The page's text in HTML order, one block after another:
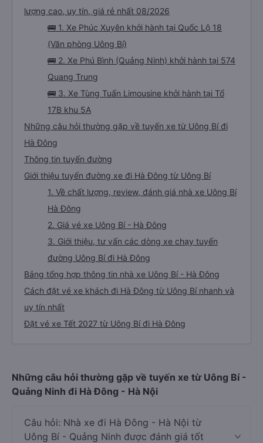
lượng cao, uy tín, giá rẻ nhất 08/2026
🚌 1. Xe Phúc Xuyên khởi hành tại Quốc Lộ 18
(Văn phòng Uông Bí)
🚌 2. Xe Phú Bình (Quảng Ninh) khởi hành tại 574
Quang Trung
🚌 3. Xe Tùng Tuấn Limousine khởi hành tại Tổ
17B khu 5A
Những câu hỏi thường gặp về tuyến xe từ Uông Bí đi
Hà Đông
Thông tin tuyến đường
Giới thiệu tuyến đường xe đi Hà Đông từ Uông Bí
1. Về chất lượng, review, đánh giá nhà xe Uông Bí
Hà Đông
2. Giá vé xe Uông Bí - Hà Đông
3. Giới thiệu, tư vấn các dòng xe chạy tuyến
đường Uông Bí đi Hà Đông
Bảng tổng hợp thông tin nhà xe Uông Bí - Hà Đông
Cách đặt vé xe khách đi Hà Đông từ Uông Bí nhanh và
uy tín nhất
Đặt vé xe Tết 2027 từ Uông Bí đi Hà Đông
Những câu hỏi thường gặp về tuyến xe từ Uông Bí -
Quảng Ninh đi Hà Đông - Hà Nội
Câu hỏi: Nhà xe đi Hà Đông - Hà Nội từ
Uông Bí - Quảng Ninh được đánh giá tốt